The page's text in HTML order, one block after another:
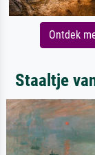
Ontdek
Staaltje